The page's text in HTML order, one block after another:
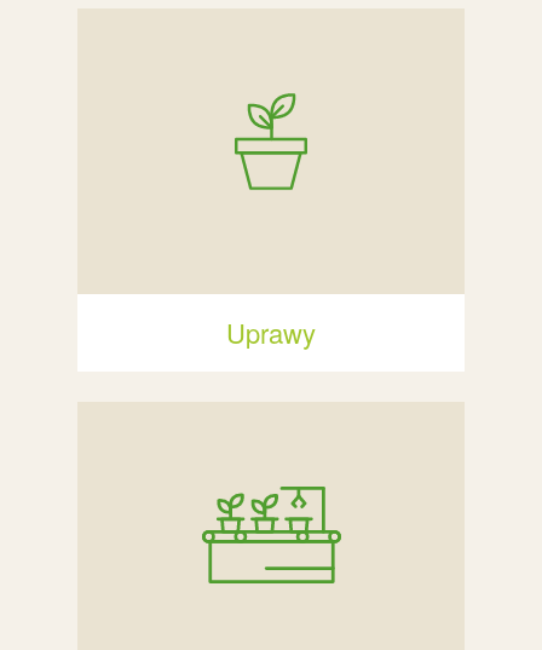
Uprawy